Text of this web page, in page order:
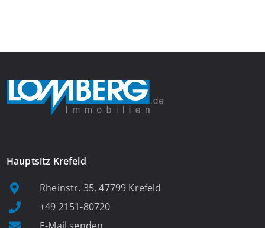
Hauptsitz Krefeld
Rheinstr. 35, 47799 Krefeld
+49 2151-80720